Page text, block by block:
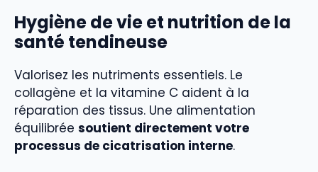
Hygiène de vie et nutrition de la
santé tendineuse
Valorisez les nutriments essentiels. Le
collagène et la vitamine C aident à la
réparation des tissus. Une alimentation
équilibrée soutient directement votre
processus de cicatrisation interne.